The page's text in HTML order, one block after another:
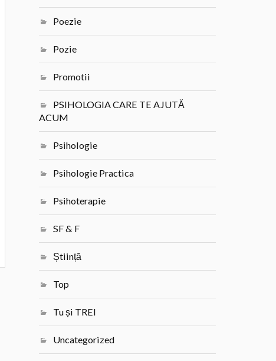
Poezie
Pozie
Promotii
PSIHOLOGIA CARE TE AJUTĂ
ACUM
Psihologie
Psihologie Practica
Psihoterapie
SF & F
Știință
Top
Tu și TREI
Uncategorized